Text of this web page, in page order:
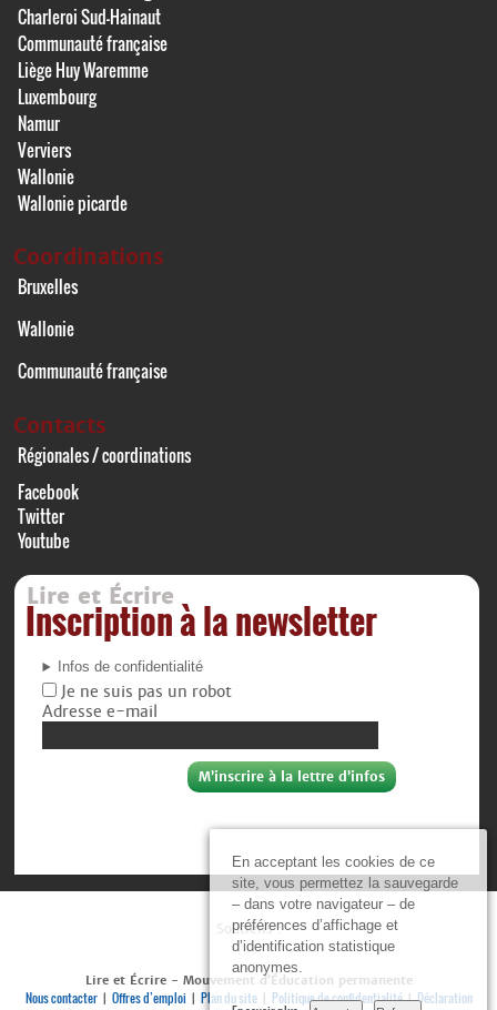
En acceptant les cookies de ce
site, vous permettez la sauvegarde
– dans votre navigateur – de
préférences d’affichage et
d’identification statistique
anonymes.
Charleroi Sud-Hainaut
Communauté française
Liège Huy Waremme
Luxembourg
Namur
Verviers
Wallonie
Wallonie picarde
Coordinations
Bruxelles
Wallonie
Communauté française
Contacts
Régionales / coordinations
Facebook
Twitter
Youtube
Lire et Écrire
Inscription à la newsletter
Infos de confidentialité
Je ne suis pas un robot
Adresse e-mail
Soutiens :
Lire et Écrire - Mouvement d’Éducation permanente
Nous contacter| Offres d’emploi Plan du site| Politique de confidentialité|Déclaration